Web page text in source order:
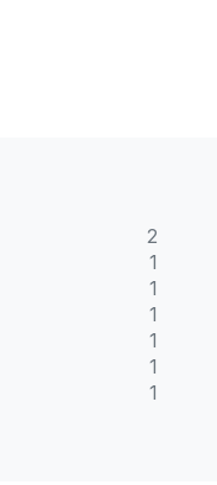
2
1
1
1
1
1
1